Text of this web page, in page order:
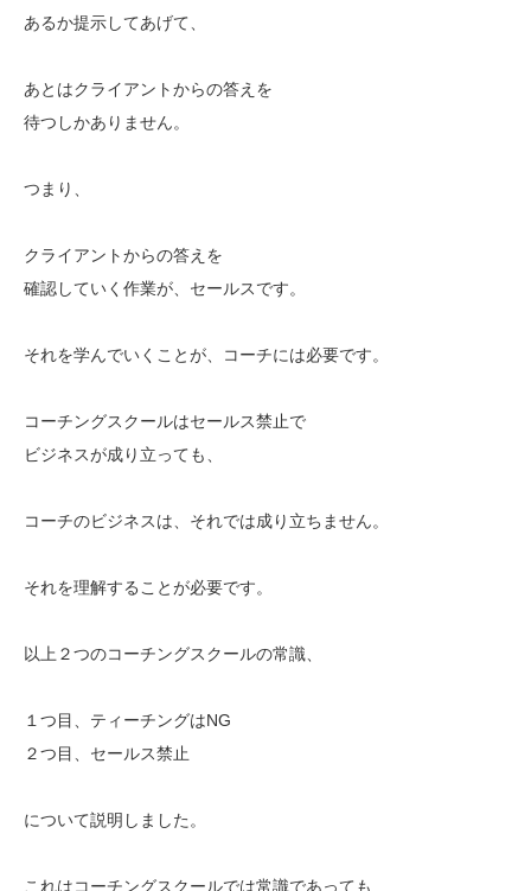
あるか提示してあげて、
あとはクライアントからの答えを
待つしかありません。
つまり、
クライアントからの答えを
確認していく作業が、セールスです。
それを学んでいくことが、コーチには必要です。
コーチングスクールはセールス禁止で
ビジネスが成り立っても、
コーチのビジネスは、それでは成り立ちません。
それを理解することが必要です。
以上２つのコーチングスクールの常識、
１つ目、ティーチングはNG
２つ目、セールス禁止
について説明しました。
これはコーチングスクールでは常識であっても